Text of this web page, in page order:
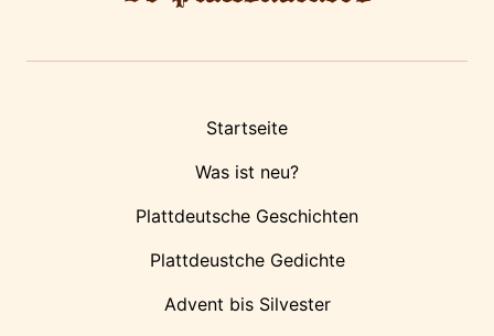
Startseite
Was ist neu?
Plattdeutsche Geschichten
Plattdeustche Gedichte
Advent bis Silvester